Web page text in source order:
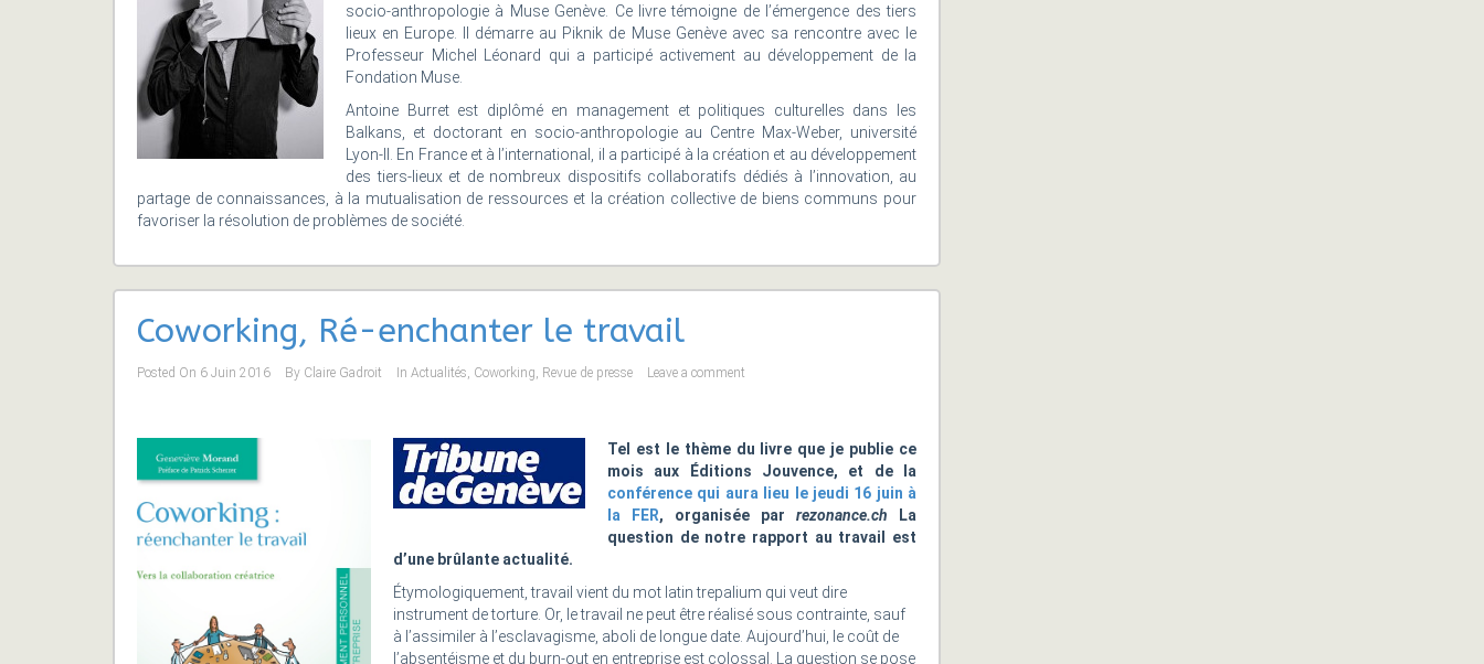
socio-anthropologie à Muse Genève. Ce livre témoigne de l’émergence des tiers
lieux en Europe. Il démarre au Piknik de Muse Genève avec sa rencontre avec le
Professeur Michel Léonard qui a participé activement au développement de la
Fondation Muse.
Antoine Burret est diplômé en management et politiques culturelles dans les
Balkans, et doctorant en socio-anthropologie au Centre Max-Weber, université
Lyon-II. En France et à l’international, il a participé à la création et au développement
des tiers-lieux et de nombreux dispositifs collaboratifs dédiés à l’innovation, au
partage de connaissances, à la mutualisation de ressources et la création collective de biens communs pour
favoriser la résolution de problèmes de société.
Coworking, Ré-enchanter le travail
Posted On 6 Juin 2016 By Claire Gadroit In Actualités Coworking Revue de presse Leave a comment
Tel est le thème du livre que je publie ce
mois aux Éditions Jouvence, et de la
conférence qui aura lieu le jeudi 16 juin à
la FER, organisée par rezonance.ch La
question de notre rapport au travail est
d’une brûlante actualité.
Étymologiquement, travail vient du mot latin trepalium qui veut dire
instrument de torture. Or, le travail ne peut être réalisé sous contrainte, sauf
à l’assimiler à l’esclavagisme, aboli de longue date. Aujourd’hui, le coût de
l’absentéisme et du burn-out en entreprise est colossal. La question se pose